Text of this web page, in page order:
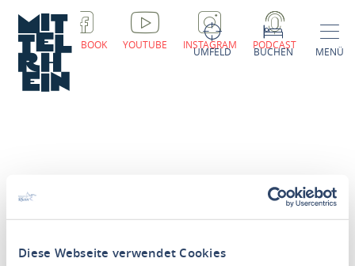
Diese Webseite verwendet Cookies
UMFELD BUCHEN MENÜ
FACEBOOK YOUTUBE INSTAGRAM PODCAST
Newsletter
Ihre E-Mail Adresse*